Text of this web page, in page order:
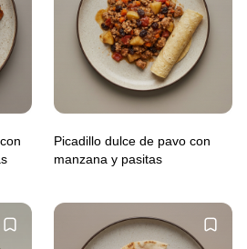
Picadillo dulce de pavo con
manzana y pasitas